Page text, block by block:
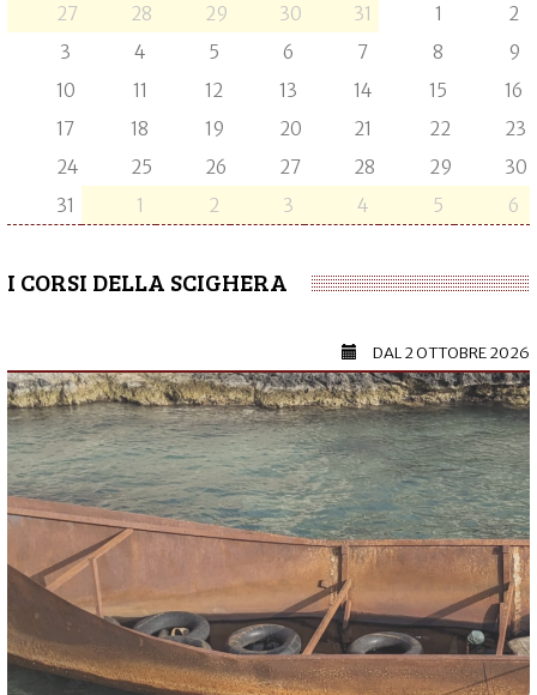
27 28 29 30 31 1
2
3
4 5 6 7 8
9
10
11 12 13 14 15
16
17
18 19 20 21 22
23
24
25 26 27 28 29
30
31
1 2 3 4 5 6
I CORSI DELLA SCIGHERA
DAL2 OTTOBRE 2026